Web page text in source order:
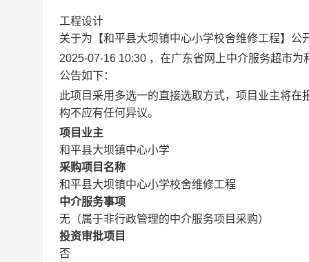
工程设计
关于为【和平县大坝镇中心小学校舍维修工程】公
2025-07-16 10:30 ，在广东省网上中介服务超市
公告如下：
此项目采用多选一的直接选取方式，项目业主将
构不应有任何异议。
项目业主
和平县大坝镇中心小学
采购项目名称
和平县大坝镇中心小学校舍维修工程
中介服务事项
无（属于非行政管理的中介服务项目采购）
投资审批项目
否